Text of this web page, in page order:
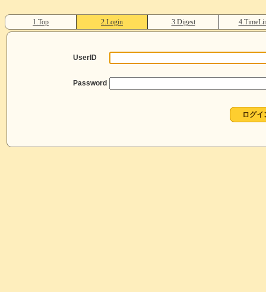
1.Top 2.Login 3.Digest
UserID
Password
ログ